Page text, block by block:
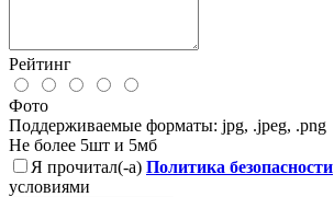
Рейтинг
Фото
Поддерживаемые форматы: jpg, .jpeg, .png
Не более 5шт и 5мб
Я прочитал(-а) Политика безопасности
условиями